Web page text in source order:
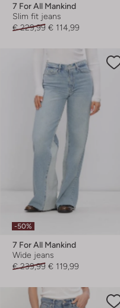
7 For All Mankind
Slim fit jeans
€ 229,99 € 114,99
-50%
7 For All Mankind
Wide jeans
€ 239,99 € 119,99